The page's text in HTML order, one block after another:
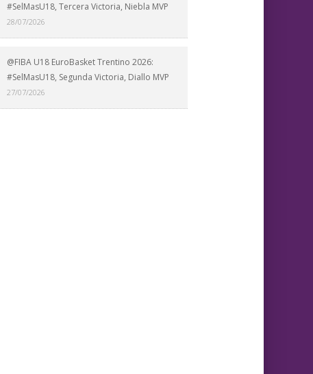
#SelMasU18, Tercera Victoria, Niebla MVP
28/07/2026
@FIBA U18 EuroBasket Trentino 2026:
#SelMasU18, Segunda Victoria, Diallo MVP
27/07/2026